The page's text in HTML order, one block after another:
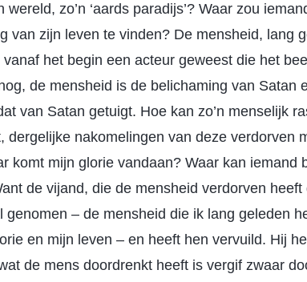
wereld, zo’n ‘aards paradijs’? Waar zou
van zijn leven te vinden? De mensheid, lang
het begin een acteur geweest die het
de mensheid is de belichaming van Satan
van Satan getuigt. Hoe kan zo’n menselijk
dergelijke nakomelingen van deze verdorven
komt mijn glorie vandaan? Waar kan iemand
de vijand, die de mensheid verdorven
genomen – de mensheid die ik lang geleden
en mijn leven – en heeft hen vervuild. Hij
de mens doordrenkt heeft is vergif zwaar